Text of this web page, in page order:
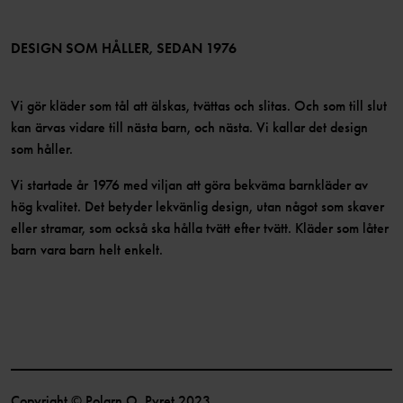
Bli medlem
DESIGN SOM HÅLLER, SEDAN 1976
Vi gör kläder som tål att älskas, tvättas och slitas. Och som till slut
kan ärvas vidare till nästa barn, och nästa. Vi kallar det design
som håller.
Vi startade år 1976 med viljan att göra bekväma barnkläder av
hög kvalitet. Det betyder lekvänlig design, utan något som skaver
eller stramar, som också ska hålla tvätt efter tvätt. Kläder som låter
barn vara barn helt enkelt.